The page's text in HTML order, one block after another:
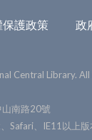
保護政策 政
Central Library. All
南路20號
Safari、IE11以上